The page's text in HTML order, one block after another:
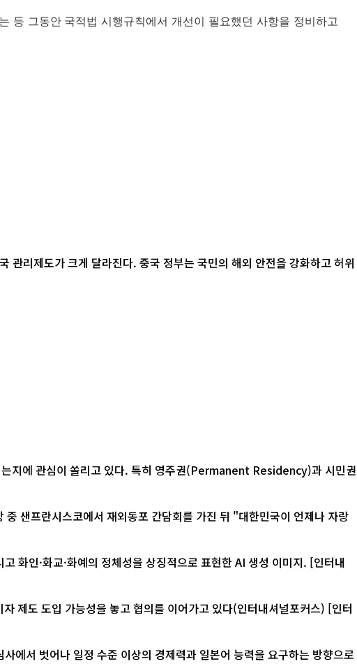
등 그동안 국적법 시행규칙에서 개선이 필요했던 사항을 정비하고
지에 관심이 쏠리고 있다. 특히 영주권(Permanent Residency)과 시민권
·화교·화예의 정체성을 상징적으로 표현한 AI 생성 이미지. [인터내
도 도입 가능성을 놓고 협의를 이어가고 있다(인터내셔널포커스) [인터
에서 벗어나 일정 수준 이상의 경제력과 일본어 능력을 요구하는 방향으로